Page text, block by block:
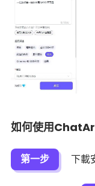
如何使用
第一步 下載